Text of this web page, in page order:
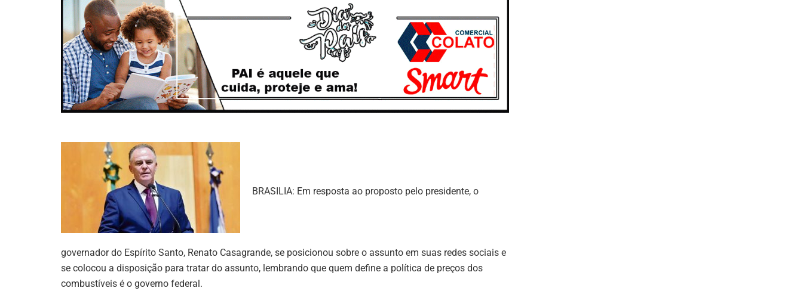
BRASILIA: Em resposta ao proposto pelo presidente, o
governador do Espírito Santo, Renato Casagrande, se posicionou sobre o assunto em suas redes sociais e
se colocou a disposição para tratar do assunto, lembrando que quem define a política de preços dos
combustíveis é o governo federal.